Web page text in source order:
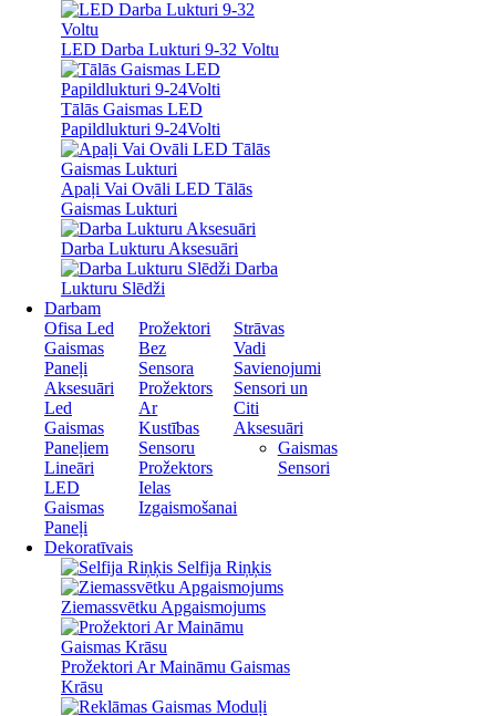
LED Darba Lukturi 9-32 Voltu
Tālās Gaismas LED
Papildlukturi 9-24Volti
Apaļi Vai Ovāli LED Tālās
Gaismas Lukturi
Darba Lukturu Aksesuāri
Darba
Lukturu Slēdži
Darbam
Ofisa Led
Gaismas
Paneļi
Aksesuāri
Led
Gaismas
Paneļiem
Lineāri
LED
Gaismas
Paneļi
Prožektori
Bez
Sensora
Prožektors
Ar
Kustības
Sensoru
Prožektors
Ielas
Izgaismošanai
Strāvas
Vadi
Savienojumi
Sensori un
Citi
Aksesuāri
Gaismas
Sensori
Dekoratīvais
Selfija Riņķis
Ziemassvētku Apgaismojums
Prožektori Ar Maināmu Gaismas
Krāsu